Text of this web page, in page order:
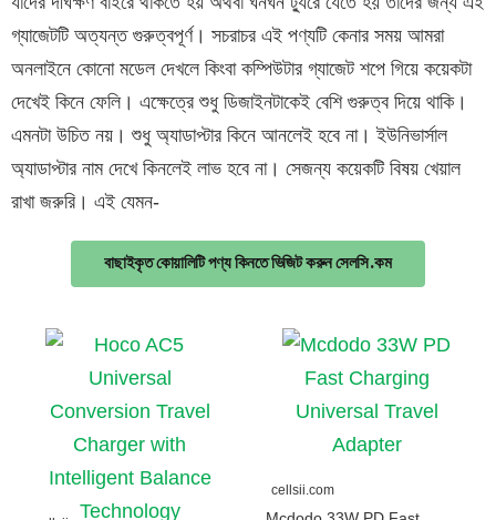
গ্যাজেটটি অত্যন্ত গুরুত্বপূর্ণ। সচরাচর এই পণ্যটি কেনার সময় আমরা
অনলাইনে কোনো মডেল দেখলে কিংবা কম্পিউটার গ্যাজেট শপে গিয়ে কয়েকটা
দেখেই কিনে ফেলি। এক্ষেত্রে শুধু ডিজাইনটাকেই বেশি গুরুত্ব দিয়ে থাকি।
এমনটা উচিত নয়। শুধু অ্যাডাপ্টার কিনে আনলেই হবে না। ইউনিভার্সাল
অ্যাডাপ্টার নাম দেখে কিনলেই লাভ হবে না। সেজন্য কয়েকটি বিষয় খেয়াল
রাখা জরুরি। এই যেমন-
বাছাইকৃত কোয়ালিটি পণ্য কিনতে ভিজিট করুন সেলসি.কম
cellsii.com